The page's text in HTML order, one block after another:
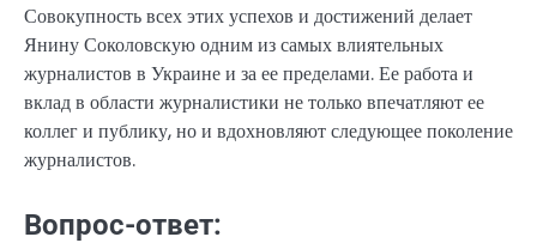
Совокупность всех этих успехов и достижений делает
Янину Соколовскую одним из самых влиятельных
журналистов в Украине и за ее пределами. Ее работа и
вклад в области журналистики не только впечатляют ее
коллег и публику, но и вдохновляют следующее поколение
журналистов.
Вопрос-ответ: